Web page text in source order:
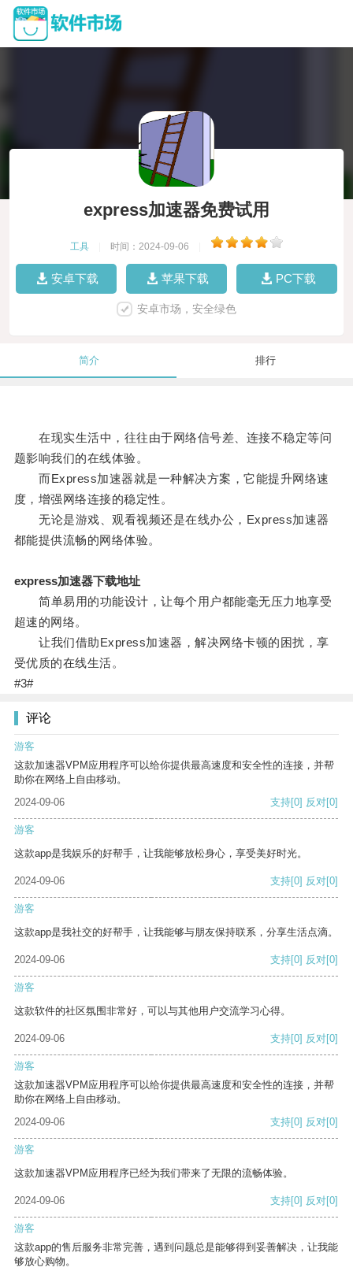
express加速器免费试用
工具 时间：2024-09-06
安卓下载 苹果下载 PC下载
安卓市场，安全绿色
简介 排行
在现实生活中，往往由于网络信号差、连接不稳定等问
题影响我们的在线体验。
而Express加速器就是一种解决方案，它能提升网络速
度，增强网络连接的稳定性。
无论是游戏、观看视频还是在线办公，Express加速器
都能提供流畅的网络体验。
express加速器下载地址
简单易用的功能设计，让每个用户都能毫无压力地享受
超速的网络。
让我们借助Express加速器，解决网络卡顿的困扰，享
受优质的在线生活。
#3#
评论
游客
这款加速器VPM应用程序可以给你提供最高速度和安全性的连接，并帮
助你在网络上自由移动。
2024-09-06
支持[0] 反对[0]
游客
这款app是我娱乐的好帮手，让我能够放松身心，享受美好时光。
2024-09-06 支持[0] 反对[0]
游客
这款app是我社交的好帮手，让我能够与朋友保持联系，分享生活点滴。
2024-09-06 支持[0] 反对[0]
游客
这款软件的社区氛围非常好，可以与其他用户交流学习心得。
2024-09-06 支持[0] 反对[0]
游客
这款加速器VPM应用程序可以给你提供最高速度和安全性的连接，并帮
助你在网络上自由移动。
2024-09-06
支持[0] 反对[0]
游客
这款加速器VPM应用程序已经为我们带来了无限的流畅体验。
2024-09-06 支持[0] 反对[0]
游客
这款app的售后服务非常完善，遇到问题总是能够得到妥善解决，让我能
够放心购物。